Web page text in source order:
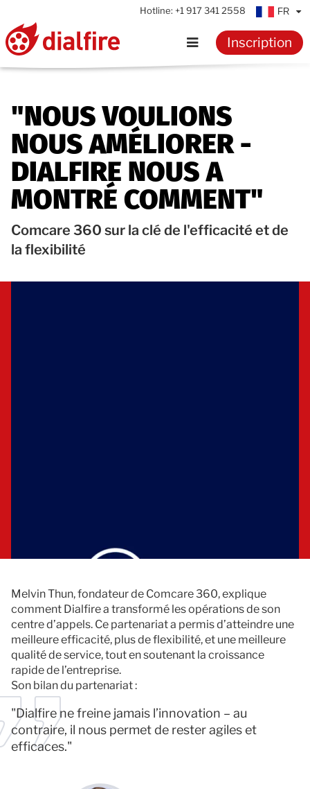
Hotline: +1 917 341 2558 FR
Fonctionnalités
Témoignages
Tarifs
Ressources
Connaissances
Inscription
"NOUS VOULIONS
NOUS AMÉLIORER -
DIALFIRE NOUS A
MONTRÉ COMMENT"
Comcare 360 sur la clé de l'efficacité et de
la flexibilité
Melvin Thun, fondateur de Comcare 360, explique
comment Dialfire a transformé les opérations de son
centre d’appels. Ce partenariat a permis d’atteindre une
meilleure efficacité, plus de flexibilité, et une meilleure
qualité de service, tout en soutenant la croissance
rapide de l’entreprise.
Son bilan du partenariat :
"Dialfire ne freine jamais l’innovation – au
contraire, il nous permet de rester agiles et
efficaces."